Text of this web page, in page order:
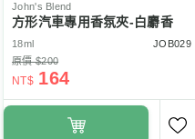
John's Blend
方形汽車專用香氛夾-白麝香
18ml
JOB029
原價 $200
NT$ 164